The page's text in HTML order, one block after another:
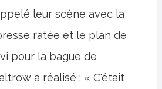
leur scène avec la
ratée et le plan de
pour la bague de
a réalisé : « C'était